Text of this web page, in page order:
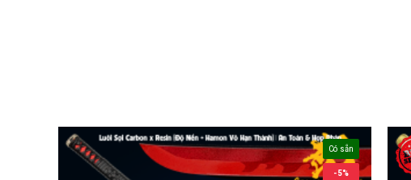
Có sẵn
-5%